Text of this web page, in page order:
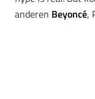
anderen Beyoncé,